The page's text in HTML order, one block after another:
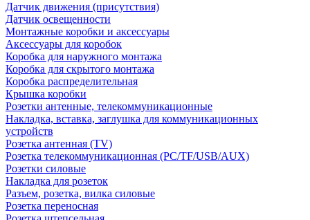
Датчик движения (присутствия)
Датчик освещенности
Монтажные коробки и аксессуары
Аксессуары для коробок
Коробка для наружного монтажа
Коробка для скрытого монтажа
Коробка распределительная
Крышка коробки
Розетки антенные, телекоммуникационные
Накладка, вставка, заглушка для коммуникационных
устройств
Розетка антенная (TV)
Розетка телекоммуникационная (PC/TF/USB/AUX)
Розетки силовые
Накладка для розеток
Разъем, розетка, вилка силовые
Розетка переносная